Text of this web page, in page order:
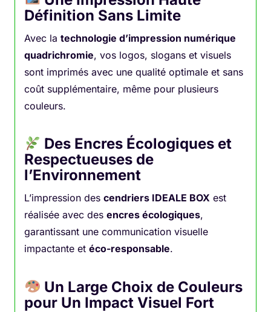
Définition Sans Limite
Avec la technologie d’impression numérique
quadrichromie, vos logos, slogans et visuels
sont imprimés avec une qualité optimale et sans
coût supplémentaire, même pour plusieurs
couleurs.
Des Encres Écologiques et
Respectueuses de
l’Environnement
L’impression des cendriers IDEALE BOX est
réalisée avec des encres écologiques,
garantissant une communication visuelle
impactante et éco-responsable.
Un Large Choix de Couleurs
pour Un Impact Visuel Fort